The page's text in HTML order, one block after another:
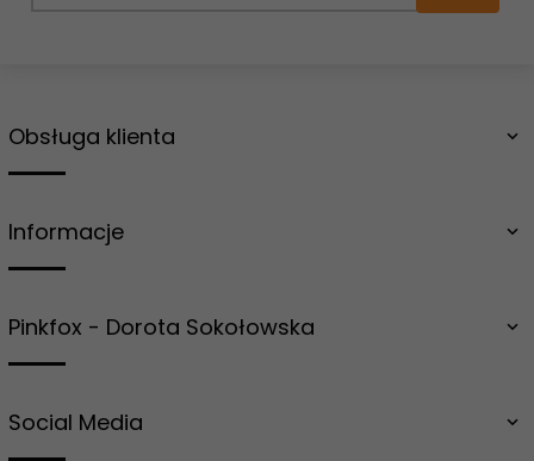
Obsługa klienta
Informacje
Pinkfox - Dorota Sokołowska
Social Media